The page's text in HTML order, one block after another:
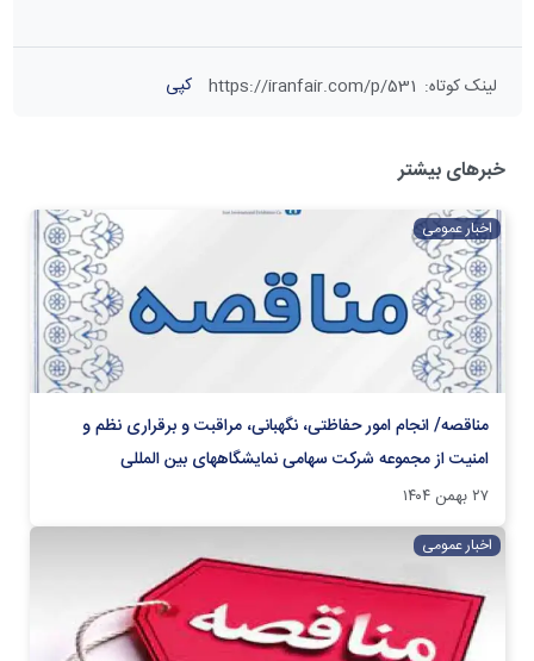
لینک کوتاه:
https://iranfair.com/p/531 کپی
خبرهای بیشتر
اخبار عمومی
مناقصه/ انجام امور حفاظتی، نگهبانی، مراقبت و برقراری نظم و
امنیت از مجموعه شرکت سهامی نمایشگاههای بین المللی
۲۷ بهمن ۱۴۰۴
اخبار عمومی